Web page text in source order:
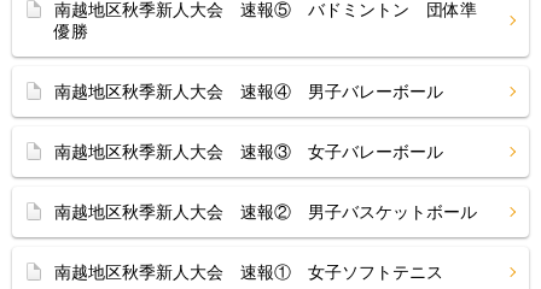
南越地区秋季新人大会 速報⑤ バドミントン 団体準
優勝
南越地区秋季新人大会 速報④ 男子バレーボール
南越地区秋季新人大会 速報③ 女子バレーボール
南越地区秋季新人大会 速報② 男子バスケットボール
南越地区秋季新人大会 速報① 女子ソフトテニス